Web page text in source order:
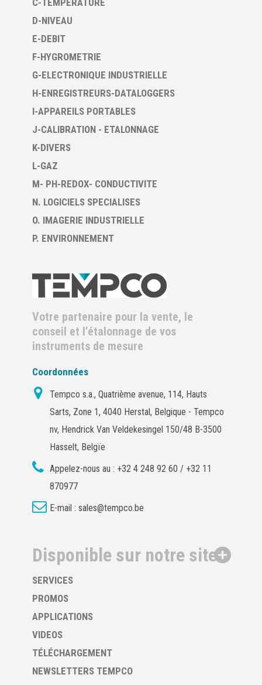
C-TEMPERATURE
D-NIVEAU
E-DEBIT
F-HYGROMETRIE
G-ELECTRONIQUE INDUSTRIELLE
H-ENREGISTREURS-DATALOGGERS
I-APPAREILS PORTABLES
J-CALIBRATION - ETALONNAGE
K-DIVERS
L-GAZ
M- PH-REDOX- CONDUCTIVITE
N. LOGICIELS SPECIALISES
O. IMAGERIE INDUSTRIELLE
P. ENVIRONNEMENT
Votre partenaire pour la vente, le
conseil et l’étalonnage de vos
instruments de mesure
Coordonnées
Tempco s.a., Quatrième avenue, 114, Hauts
Sarts, Zone 1, 4040 Herstal, Belgique - Tempco
nv, Hendrick Van Veldekesingel 150/48 B-3500
Hasselt, Belgïe
Appelez-nous au : +32 4 248 92 60 / +32 11
870977
E-mail : sales@tempco.be
Disponible sur notre site
SERVICES
PROMOS
APPLICATIONS
VIDEOS
TÉLÉCHARGEMENT
NEWSLETTERS TEMPCO